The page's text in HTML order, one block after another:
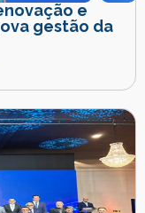
e
gestão da